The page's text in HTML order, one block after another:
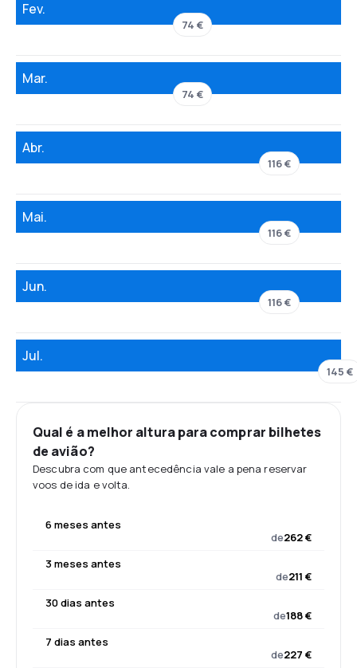
Fev.
74 €
Mar.
74 €
Abr.
116 €
Mai.
116 €
Jun.
116 €
Jul.
145 €
Qual é a melhor altura para comprar bilhetes
de avião?
Descubra com que antecedência vale a pena reservar
voos de ida e volta.
6 meses antes
de262 €
3 meses antes
de211 €
30 dias antes
de188 €
7 dias antes
de227 €